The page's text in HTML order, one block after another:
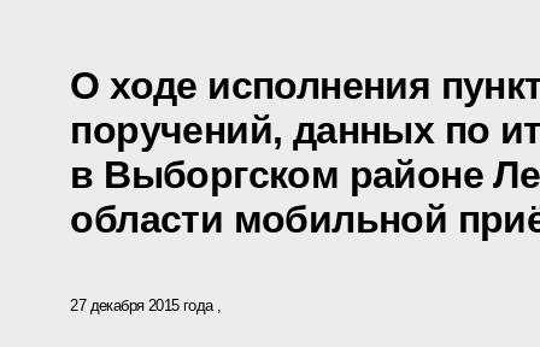
О ходе исполнения
поручений, данных по
в Выборгском районе
области мобильной
27 декабря 2015 года